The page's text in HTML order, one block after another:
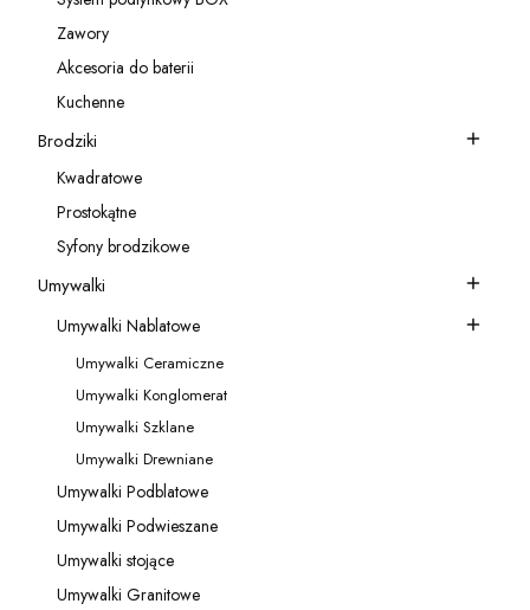
Kategoria - System podtynkowy BOX
Kategoria - Zawory
Zawory
Kategoria - Akcesoria do baterii
Akcesoria do baterii
Kategoria - Kuchenne
Kuchenne
Kategoria - Brodziki
Brodziki
Kategoria - Kwadratowe
Kwadratowe
Kategoria - Prostokątne
Prostokątne
Kategoria - Syfony brodzikowe
Syfony brodzikowe
Kategoria - Umywalki
Umywalki
Kategoria - Umywalki Nablatowe
Umywalki Nablatowe
Kategoria - Umywalki Ceramiczne
Umywalki Ceramiczne
Kategoria - Umywalki Konglomerat
Umywalki Konglomerat
Kategoria - Umywalki Szklane
Umywalki Szklane
Kategoria - Umywalki Drewniane
Umywalki Drewniane
Kategoria - Umywalki Podblatowe
Umywalki Podblatowe
Kategoria - Umywalki Podwieszane
Umywalki Podwieszane
Kategoria - Umywalki stojące
Umywalki stojące
Umywalki Granitowe